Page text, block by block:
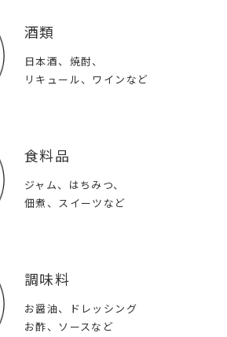
酒類
日本酒、焼酎、
リキュール、ワインなど
食料品
ジャム、はちみつ、
佃煮、スイーツなど
調味料
お醤油、ドレッシング
お酢、ソースなど